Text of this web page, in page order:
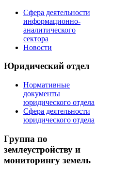
Сфера деятельности
информационно-
аналитического
сектора
Новости
Юридический отдел
Нормативные
документы
юридического отдела
Сфера деятельности
юридического отдела
Группа по
землеустройству и
мониторингу земель